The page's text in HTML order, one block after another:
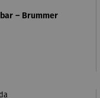
– Brummer